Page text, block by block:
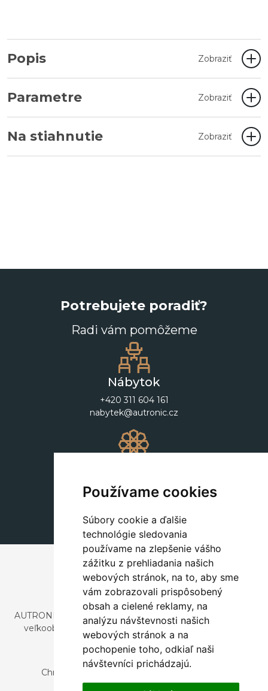
Používame cookies
Súbory cookie a ďalšie
technológie sledovania
používame na zlepšenie vášho
zážitku z prehliadania našich
webových stránok, na to, aby sme
vám zobrazovali prispôsobený
obsah a cielené reklamy, na
analýzu návštevnosti našich
webových stránok a na
pochopenie toho, odkiaľ naši
návštevníci prichádzajú.
Popis Zobraziť
Parametre Zobraziť
Na stiahnutie Zobraziť
Potrebujete poradiť?
Radi vám pomôžeme
Nábytok
+420 311 604 161
nabytek@autronic.cz
+420 311 604 182
dekorace@autronic.cz
AUTRONIC, s.r.o. je spoločnosť zaoberajúca sa dovozom a
veľkoobchodným predajom dizajnového aj štýlového
nábytku a dekorácií.
Česká republika
Chrustenice 270, 267 12 Loděnice u Berouna